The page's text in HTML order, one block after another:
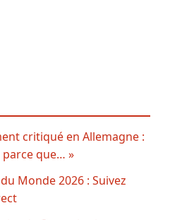
critiqué en Allemagne :
que… »
Monde 2026 : Suivez